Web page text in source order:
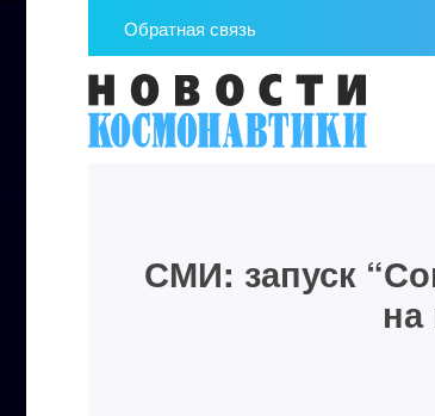
Обратная связь
СМИ: запуск